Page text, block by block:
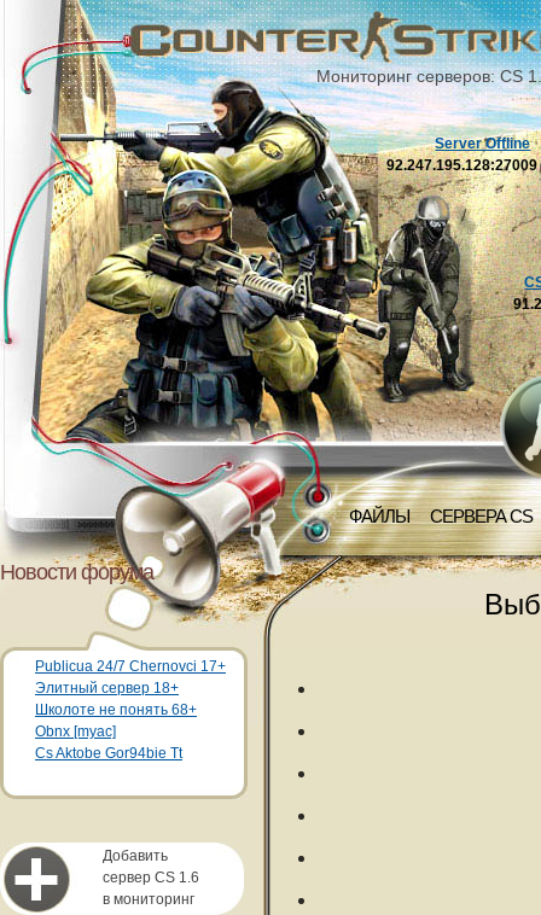
Мониторинг серверов: CS
ФАЙЛЫ СЕРВЕРА CS
Server Offline
92.247.195.128:27009
Новости форума
Publicua 24/7 Chernovci 17+
Элитный сервер 18+
Школоте не понять 68+
Obnx [myac]
Cs Aktobe Gor94bie Tt
Добавить
сервер CS 1.6
в мониторинг